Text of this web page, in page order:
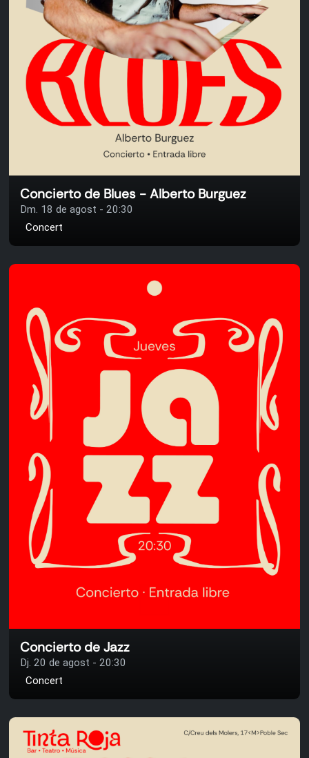
Concierto de Blues - Alberto Burguez
Dm. 18 de agost - 20:30
Concert
Concierto de Jazz
Dj. 20 de agost - 20:30
Concert